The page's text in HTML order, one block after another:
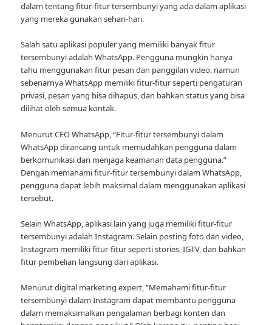
dalam tentang fitur-fitur tersembunyi yang ada dalam aplikasi
yang mereka gunakan sehari-hari.
Salah satu aplikasi populer yang memiliki banyak fitur
tersembunyi adalah WhatsApp. Pengguna mungkin hanya
tahu menggunakan fitur pesan dan panggilan video, namun
sebenarnya WhatsApp memiliki fitur-fitur seperti pengaturan
privasi, pesan yang bisa dihapus, dan bahkan status yang bisa
dilihat oleh semua kontak.
Menurut CEO WhatsApp, “Fitur-fitur tersembunyi dalam
WhatsApp dirancang untuk memudahkan pengguna dalam
berkomunikasi dan menjaga keamanan data pengguna.”
Dengan memahami fitur-fitur tersembunyi dalam WhatsApp,
pengguna dapat lebih maksimal dalam menggunakan aplikasi
tersebut.
Selain WhatsApp, aplikasi lain yang juga memiliki fitur-fitur
tersembunyi adalah Instagram. Selain posting foto dan video,
Instagram memiliki fitur-fitur seperti stories, IGTV, dan bahkan
fitur pembelian langsung dari aplikasi.
Menurut digital marketing expert, “Memahami fitur-fitur
tersembunyi dalam Instagram dapat membantu pengguna
dalam memaksimalkan pengalaman berbagi konten dan